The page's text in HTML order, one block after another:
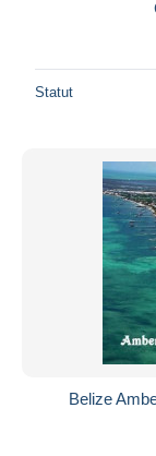
Statut
Belize